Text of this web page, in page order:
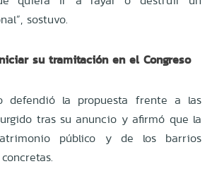
sostuvo.
su tramitación en el Congreso
defendió la propuesta frente a las
tras su anuncio y afirmó que la
público y de los barrios